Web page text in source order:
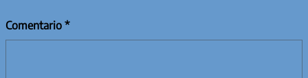
Comentario *